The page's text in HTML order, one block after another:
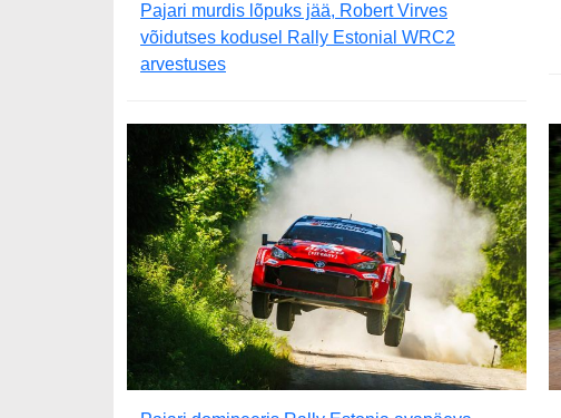
Pajari murdis lõpuks jää, Robert Virves
võidutses kodusel Rally Estonial WRC2
arvestuses